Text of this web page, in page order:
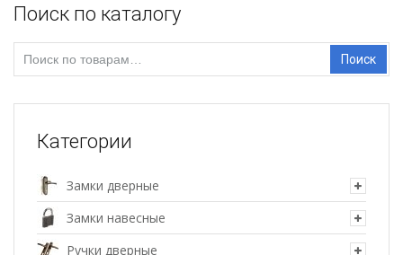
Поиск по каталогу
Поиск
Категории
Замки дверные
Замки навесные
Ручки дверные